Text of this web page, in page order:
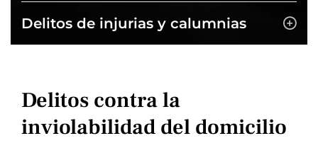
Delitos de injurias y calumnias
Delitos contra la
inviolabilidad del domicilio